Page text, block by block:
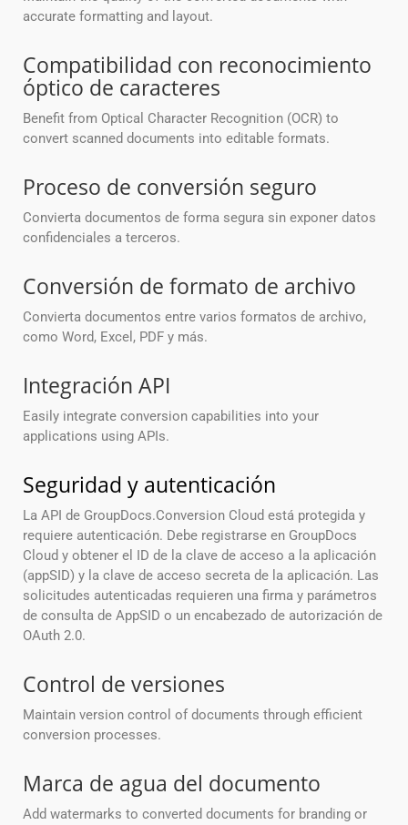
accurate formatting and layout.
Compatibilidad con reconocimiento
óptico de caracteres
Benefit from Optical Character Recognition (OCR) to
convert scanned documents into editable formats.
Proceso de conversión seguro
Convierta documentos de forma segura sin exponer datos
confidenciales a terceros.
Conversión de formato de archivo
Convierta documentos entre varios formatos de archivo,
como Word, Excel, PDF y más.
Integración API
Easily integrate conversion capabilities into your
applications using APIs.
Seguridad y autenticación
La API de GroupDocs.Conversion Cloud está protegida y
requiere autenticación. Debe registrarse en GroupDocs
Cloud y obtener el ID de la clave de acceso a la aplicación
(appSID) y la clave de acceso secreta de la aplicación. Las
solicitudes autenticadas requieren una firma y parámetros
de consulta de AppSID o un encabezado de autorización de
OAuth 2.0.
Control de versiones
Maintain version control of documents through efficient
conversion processes.
Marca de agua del documento
Add watermarks to converted documents for branding or